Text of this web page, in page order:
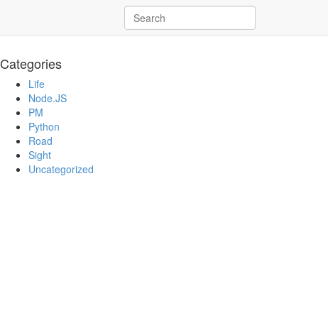
Categories
Life
Node.JS
PM
Python
Road
Sight
Uncategorized